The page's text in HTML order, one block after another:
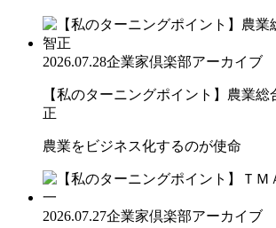
2026.07.28企業家倶楽部アーカイブ
【私のターニングポイント】農業
正
農業をビジネス化するのが使命
2026.07.27企業家倶楽部アーカイブ